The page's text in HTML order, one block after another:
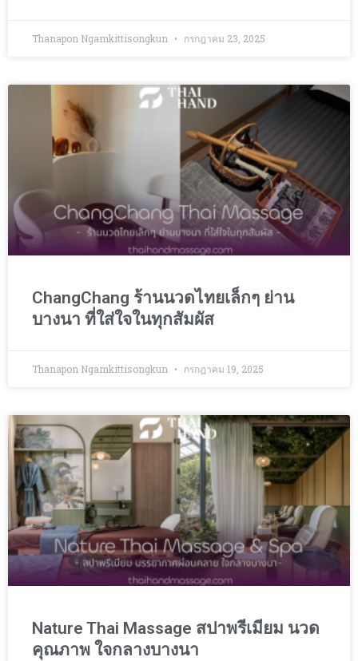
Thanapon Ngamkittisongkun กรกฎาคม 23, 2025
ChangChang ร้านนวดไทยเล็กๆ ย่าน
บางนา ที่ใส่ใจในทุกสัมผัส
Thanapon Ngamkittisongkun กรกฎาคม 19, 2025
Nature Thai Massage สปาพรีเมียม นวด
คุณภาพ ใจกลางบางนา